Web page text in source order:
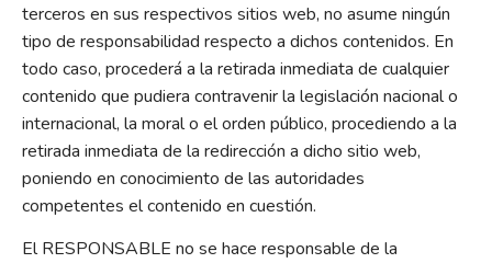
terceros en sus respectivos sitios web, no asume ningún
tipo de responsabilidad respecto a dichos contenidos. En
todo caso, procederá a la retirada inmediata de cualquier
contenido que pudiera contravenir la legislación nacional o
internacional, la moral o el orden público, procediendo a la
retirada inmediata de la redirección a dicho sitio web,
poniendo en conocimiento de las autoridades
competentes el contenido en cuestión.
El RESPONSABLE no se hace responsable de la